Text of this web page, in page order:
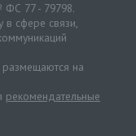
ФС 77 - 79798.
сфере связи,
на
рекомендательные